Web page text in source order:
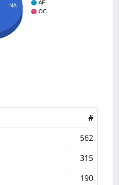
AF
OC
NA
#
562
315
190